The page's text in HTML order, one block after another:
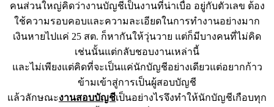
คนส่วนใหญ่คิดว่างานบัญชีเป็นงานที่น่าเบื่อ อยู่กับตัวเลข ต้อง
ใช้ความรอบคอบและความละเอียดในการทำงานอย่างมาก
เงินหายไปแค่ 25 สต. ก็หากันให้วุ่นวาย แต่ก็มีบางคนที่ไม่คิด
เช่นนั้นแต่กลับชอบงานเหล่านี้
และไม่เพียงแต่คิดที่จะเป็นแค่นักบัญชีอย่างเดียวแต่อยากก้าว
ข้ามเข้าสู่การเป็นผู้สอบบัญชี
แล้วลักษณะงานสอบบัญชีเป็นอย่างไรจึงทำให้นักบัญชีเกือบทุก